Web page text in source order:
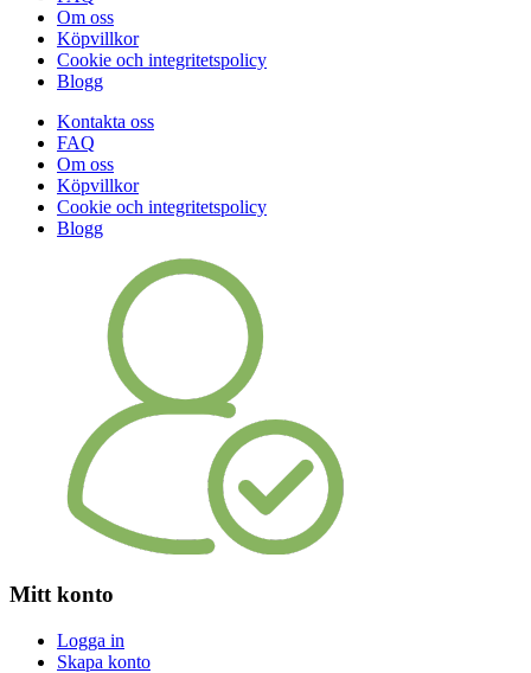
Om oss
Köpvillkor
Cookie och integritetspolicy
Blogg
Kontakta oss
FAQ
Om oss
Köpvillkor
Cookie och integritetspolicy
Blogg
Mitt konto
Logga in
Skapa konto